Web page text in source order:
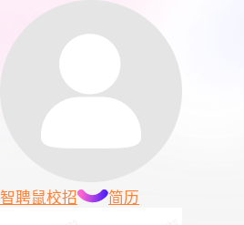
智聘鼠校招 简历